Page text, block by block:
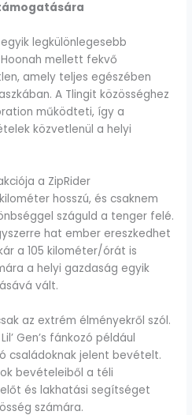
legkülönlegesebb
mellett fekvő
amely teljes egészében
A Tlingit közösséghez
működteti, így a
közvetlenül a helyi
a ZipRider
hosszú, és csaknem
száguld a tenger felé.
hat ember ereszkedhet
a 105 kilométer/órát is
a helyi gazdaság egyik
vált.
az extrém élményekről szól.
Gen’s fánkozó például
családoknak jelent bevételt.
bevételeiből a téli
és lakhatási segítséget
számára.